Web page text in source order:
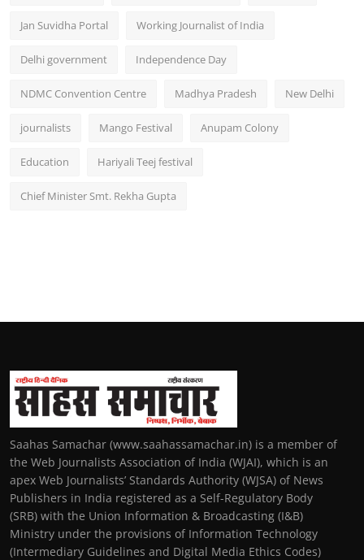
Jan Suvidha Portal Working Journalist of India
Delhi government Independence Day
NDMC Convention Centre Madhya Pradesh New Delhi
journalists Mango Festival Anupam Colony
Education Hariyali Teej festival
Chief Minister Smt. Rekha Gupta
Saahas Samachar (www.saahassamachar.in) is a member of
the Web Journalists Association of India (WJAI), which is an
apex Web Journalists’ Standards Authority (WJSA) of News
Publishers in India registered as a Self-Regulatory Body
(SRB) with the Union Information & Broadcasting (I&B)
Ministry under the provisions of Information Technology
(Intermediary Guidelines and Digital Media Ethics Codes)